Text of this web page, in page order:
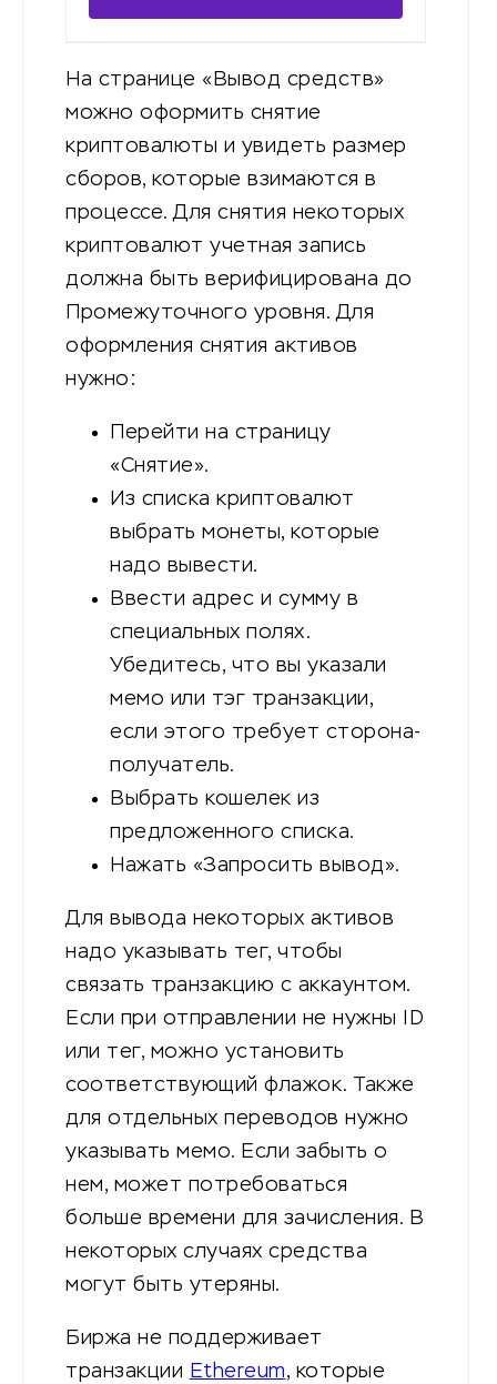
На странице «Вывод средств»
можно оформить снятие
криптовалюты и увидеть размер
сборов, которые взимаются в
процессе. Для снятия некоторых
криптовалют учетная запись
должна быть верифицирована до
Промежуточного уровня. Для
оформления снятия активов
нужно:
Перейти на страницу
«Снятие».
Из списка криптовалют
выбрать монеты, которые
надо вывести.
Ввести адрес и сумму в
специальных полях.
Убедитесь, что вы указали
мемо или тэг транзакции,
если этого требует сторона-
получатель.
Выбрать кошелек из
предложенного списка.
Нажать «Запросить вывод».
Для вывода некоторых активов
надо указывать тег, чтобы
связать транзакцию с аккаунтом.
Если при отправлении не нужны ID
или тег, можно установить
соответствующий флажок. Также
для отдельных переводов нужно
указывать мемо. Если забыть о
нем, может потребоваться
больше времени для зачисления. В
некоторых случаях средства
могут быть утеряны.
Биржа не поддерживает
транзакции Ethereum, которые